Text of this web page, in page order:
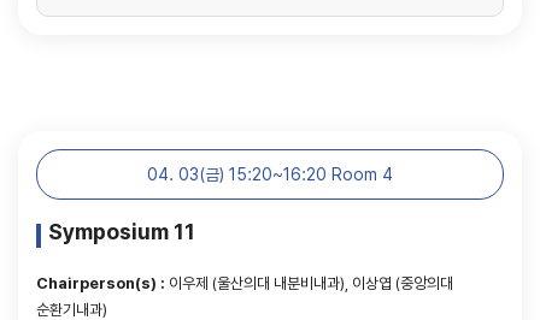
04. 03(금) 15:20~16:20 Room 4
Symposium 11
Chairperson(s) : 이우제 (울산의대 내분비내과), 이상엽 (중앙의대
순환기내과)